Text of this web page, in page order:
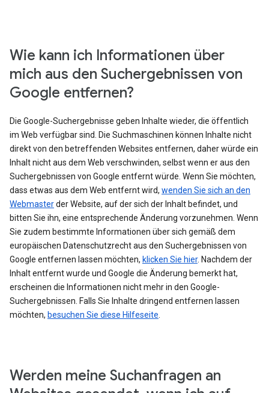
Wie kann ich Informationen über
mich aus den Suchergebnissen von
Google entfernen?
Die Google-Suchergebnisse geben Inhalte wieder, die öffentlich
im Web verfügbar sind. Die Suchmaschinen können Inhalte nicht
direkt von den betreffenden Websites entfernen, daher würde ein
Inhalt nicht aus dem Web verschwinden, selbst wenn er aus den
Suchergebnissen von Google entfernt würde. Wenn Sie möchten,
dass etwas aus dem Web entfernt wird, wenden Sie sich an den
Webmasterder Website, auf der sich der Inhalt befindet, und
bitten Sie ihn, eine entsprechende Änderung vorzunehmen. Wenn
Sie zudem bestimmte Informationen über sich gemäß dem
europäischen Datenschutzrecht aus den Suchergebnissen von
Google entfernen lassen möchten, klicken Sie hier. Nachdem der
Inhalt entfernt wurde und Google die Änderung bemerkt hat,
erscheinen die Informationen nicht mehr in den Google-
Suchergebnissen. Falls Sie Inhalte dringend entfernen lassen
möchten, besuchen Sie diese Hilfeseite
Werden meine Suchanfragen an